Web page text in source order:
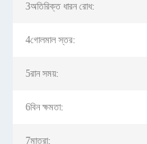
3অতিরিক্ত ধারন রোধ:
4গোলমাল স্তর:
5রান সময়:
6বিন ক্ষমতা:
7মাত্রা: